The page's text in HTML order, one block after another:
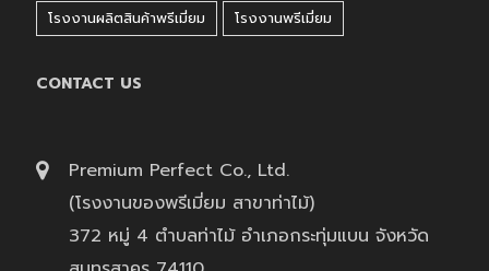
โรงงานผลิตสินค้าพรีเมี่ยม
โรงงานพรีเมี่ยม
CONTACT US
Premium Perfect Co., Ltd.
(โรงงานของพรีเมี่ยม สาขาท่าไม้)
372 หมู่ 4 ตำบลท่าไม้ อำเภอกระทุ่มแบน จังหวัด